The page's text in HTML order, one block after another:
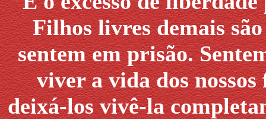
Filhos livres demais
sentem em prisão.
viver a vida dos
deixá-los vivê-la